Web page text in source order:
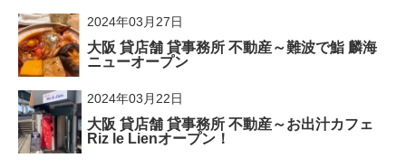
2024年03月27日
大阪 貸店舗 貸事務所 不動産～難波で鮨 麟海
ニューオープン
2024年03月22日
大阪 貸店舗 貸事務所 不動産～お出汁カフェ
Riz le Lienオープン！